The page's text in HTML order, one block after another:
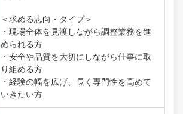
＜求める志向・タイプ＞
・現場全体を見渡しながら調整業務を進
められる方
・安全や品質を大切にしながら仕事に取
り組める方
・経験の幅を広げ、長く専門性を高めて
いきたい方